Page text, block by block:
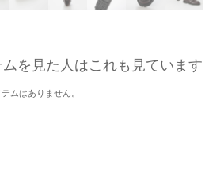
を見た人はこれも見ています
ムはありません。